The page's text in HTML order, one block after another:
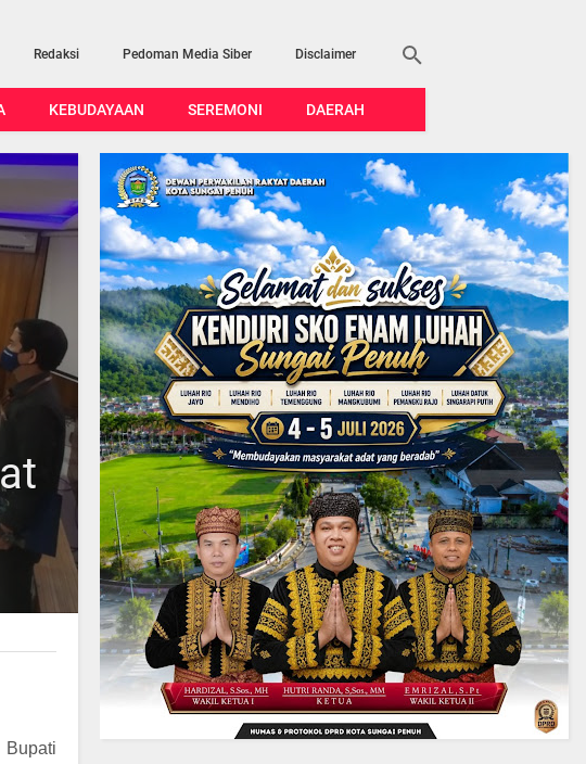
Redaksi Pedoman Media Siber Disclaimer
KEBUDAYAAN SEREMONI DAERAH